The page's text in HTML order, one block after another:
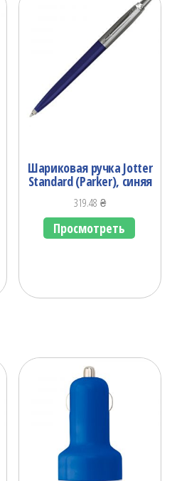
Шариковая ручка Jotter
Standard (Parker), синяя
319.48₴
Просмотреть